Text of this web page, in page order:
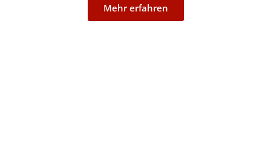
Mehr erfahren​